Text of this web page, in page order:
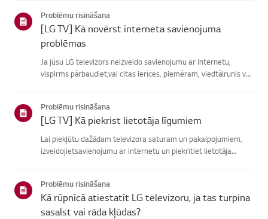
Problēmu risināšana
[LG TV] Kā novērst interneta savienojuma
problēmas
Ja jūsu LG televizors neizveido savienojumu ar internetu,
vispirms pārbaudiet,vai citas ierīces, piemēram, viedtālrunis vai
Problēmu risināšana
[LG TV] Kā piekrist lietotāja līgumiem
Lai piekļūtu dažādam televizora saturam un pakalpojumiem,
izveidojietsavienojumu ar internetu un piekrītiet lietotāja
Problēmu risināšana
Kā rūpnīcā atiestatīt LG televizoru, ja tas turpina
sasalst vai rāda kļūdas?